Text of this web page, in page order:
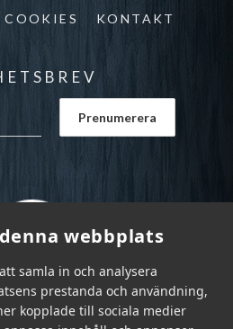
webbplats
samla in och analysera
prestanda och användning,
kopplade till sociala medier
COOKIES KONTAKT